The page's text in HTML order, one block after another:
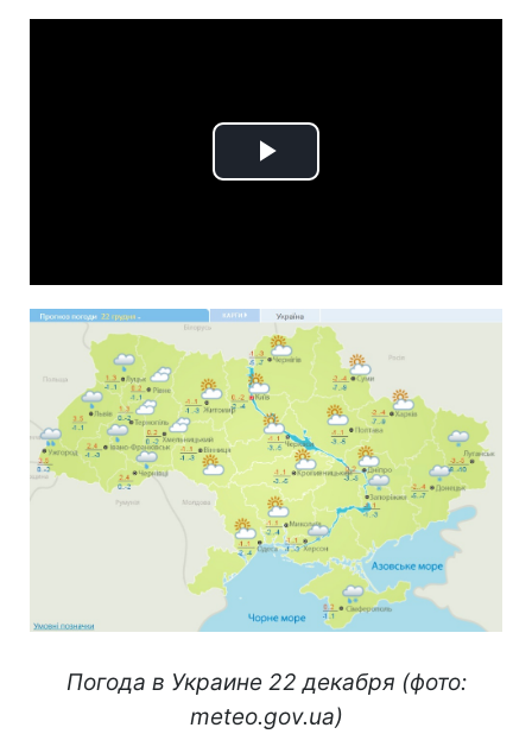
Play
Погода в Украине 22 декабря (фото:
meteo.gov.ua)